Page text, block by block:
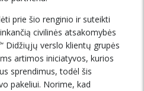
prie šio renginio ir suteikti
civilinės atsakomybės
Didžiųjų verslo klientų grupės
artimos iniciatyvos, kurios
sprendimus, todėl šis
pakeliui. Norime, kad